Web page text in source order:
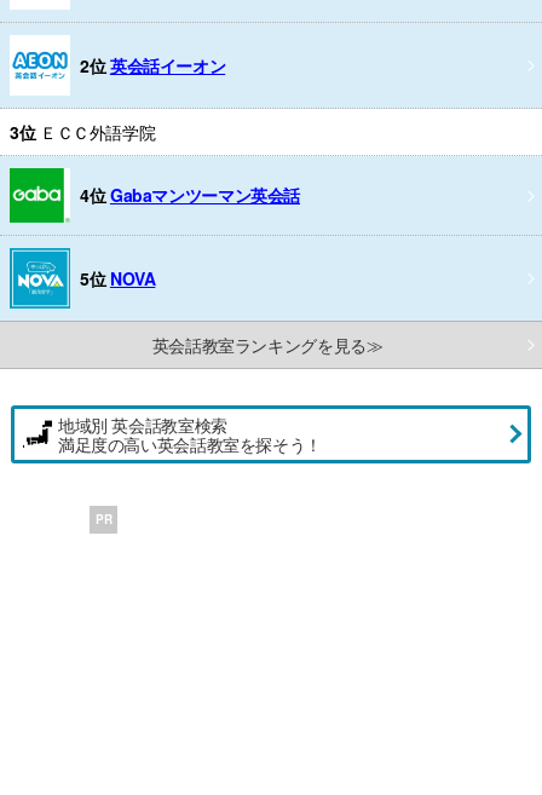
2位英会話イーオン
3位 ＥＣＣ外語学院
4位Gabaマンツーマン英会話
5位 NOVA
英会話教室ランキングを見る≫
地域別 英会話教室検索
満足度の高い英会話教室を探そう！
PR